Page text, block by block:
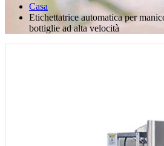
Casa
Etichettatrice automatica per
bottiglie ad alta velocità